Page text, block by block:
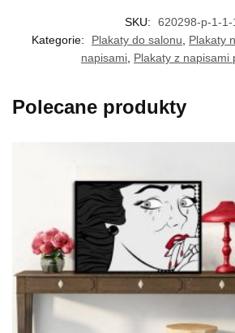
SKU:
620298-p-1-1-
Kategorie:
Plakaty do salonu, Plakaty
napisami, Plakaty z napisami
Polecane produkty